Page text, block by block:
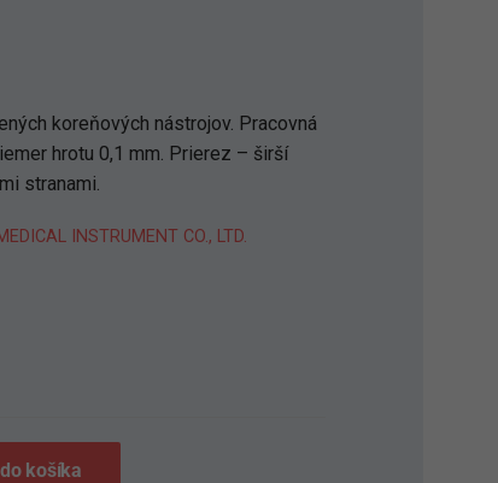
koreňových nástrojov. Pracovná
hrotu 0,1 mm. Prierez – širší
stranami.
INSTRUMENT CO., LTD.
košíka